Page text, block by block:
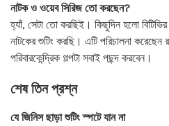
নাটক ও ওয়েব সিরিজ তো করছেন?
হ্যাঁ, সেটা তো করছিই। কিছুদিন হলো বিটিভির
নাটকের শুটিং করছি। এটি পরিচালনা করেছেন
পরিবারকেন্দ্রিক গল্পটা সবাই পছন্দ করবেন।
শেষ তিন প্রশ্ন
যে জিনিস ছাড়া শুটিং স্পটে যান না